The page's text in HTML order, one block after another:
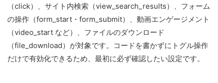
（click）、サイト内検索（view_search_results）、フォーム
の操作（form_start・form_submit）、動画エンゲージメント
（video_start など）、ファイルのダウンロード
（file_download）が対象です。コードを書かずにトグル操作
だけで有効化できるため、最初に必ず確認したい設定です。